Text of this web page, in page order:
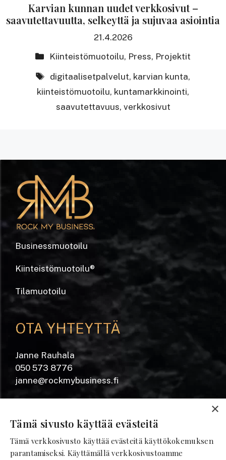
Karvian kunnan uudet verkkosivut –
saavutettavuutta, selkeyttä ja sujuvaa asiointia
21.4.2026
Kategoriat
Kiinteistömuotoilu, Press, Projektit
avainsanat
digitaalisetpalvelut, karvian kunta,
kiinteistömuotoilu, kuntamarkkinointi,
saavutettavuus, verkkosivut
Businessmuotoilu
Kiinteistömuotoilu®
Tilamuotoilu
OTA YHTEYTTÄ
Janne Rauhala
050 573 8776
janne@rockmybusiness.fi
SEURAA MEITÄ
×
Tämä sivusto käyttää evästeitä
Tämä verkkosivusto käyttää evästeitä käyttökokemuksen
parantamiseksi. Käyttämällä verkkosivustoamme